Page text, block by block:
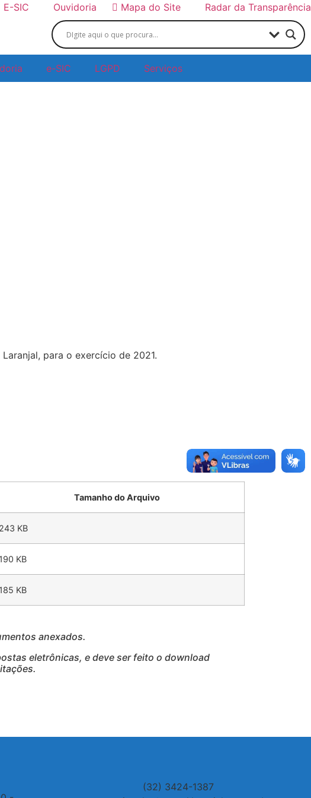
E-SIC Ouvidoria Mapa do Site Radar da Transparência
e-SIC LGPD Serviços
para o exercício de 2021.
Tamanho do Arquivo
243 KB
190 KB
185 KB
anexados.
eletrônicas, e deve ser feito o download
(32) 3424-1387